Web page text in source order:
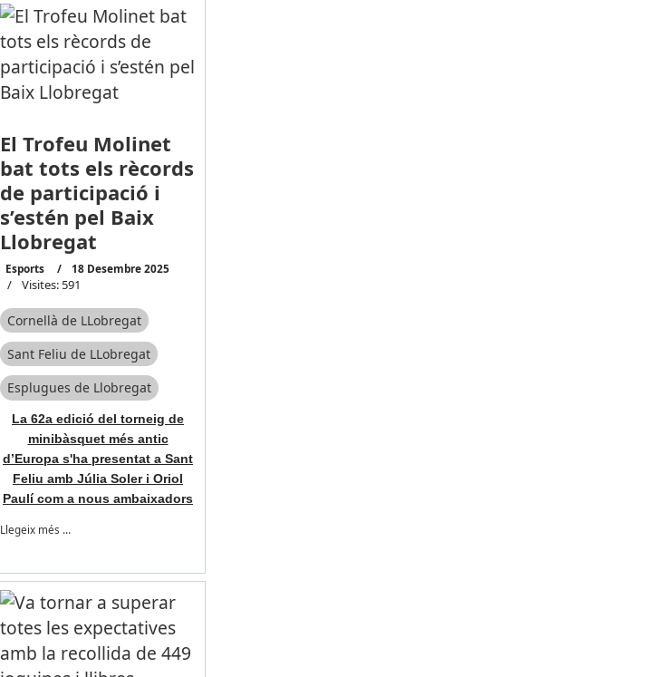
El Trofeu Molinet
bat tots els rècords
de participació i
s’estén pel Baix
Llobregat
Esports 18 Desembre 2025
Visites: 591
Cornellà de LLobregat
Sant Feliu de LLobregat
Esplugues de Llobregat
La 62a edició del torneig de
minibàsquet més antic
d’Europa s'ha presentat a Sant
Feliu amb Júlia Soler i Oriol
Paulí com a nous ambaixadors
Llegeix més …